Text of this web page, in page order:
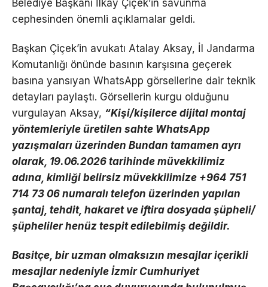
Belediye Başkanı İlkay Çiçek’in savunma
cephesinden önemli açıklamalar geldi.
Başkan Çiçek’in avukatı Atalay Aksay, İl Jandarma
Komutanlığı önünde basının karşısına geçerek
basına yansıyan WhatsApp görsellerine dair teknik
detayları paylaştı. Görsellerin kurgu olduğunu
vurgulayan Aksay, “Kişi/kişilerce dijital montaj
yöntemleriyle üretilen sahte WhatsApp
yazışmaları üzerinden Bundan tamamen ayrı
olarak, 19.06.2026 tarihinde müvekkilimiz
adına, kimliği belirsiz müvekkilimize +964 751
714 73 06 numaralı telefon üzerinden yapılan
şantaj, tehdit, hakaret ve iftira dosyada şüpheli/
şüpheliler henüz tespit edilebilmiş değildir.
Basitçe, bir uzman olmaksızın mesajlar içerikli
mesajlar nedeniyle İzmir Cumhuriyet